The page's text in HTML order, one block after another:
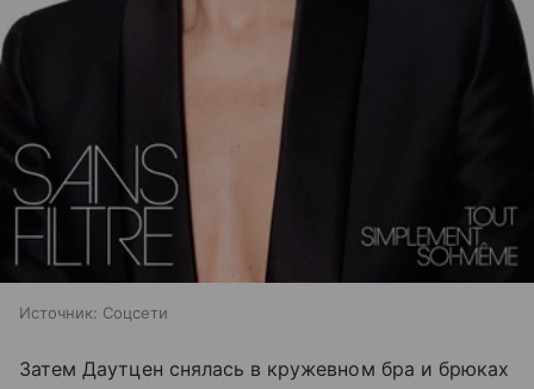
Источник: Соцсети
Затем Даутцен снялась в кружевном бра и брюках